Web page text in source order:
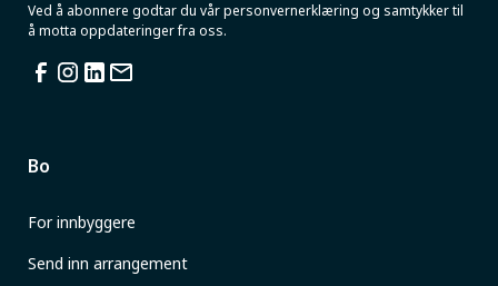
Ved å abonnere godtar du vår personvernerklæring og samtykker til
å motta oppdateringer fra oss.
Bo
For innbyggere
Send inn arrangement